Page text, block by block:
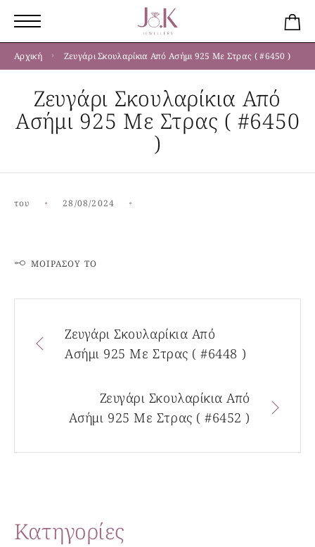
Αρχική Ζευγάρι Σκουλαρίκια Από Ασήμι 925 Με Στρας ( #6450 )
Ζευγάρι Σκουλαρίκια Από
Ασήμι 925 Με Στρας ( #6450
)
του 28/08/2024
ΜΟΙΡΆΣΟΥ ΤΟ
Ζευγάρι Σκουλαρίκια Από
Ασήμι 925 Με Στρας ( #6448 )
Ζευγάρι Σκουλαρίκια Από
Ασήμι 925 Με Στρας ( #6452 )
Kατηγορίες